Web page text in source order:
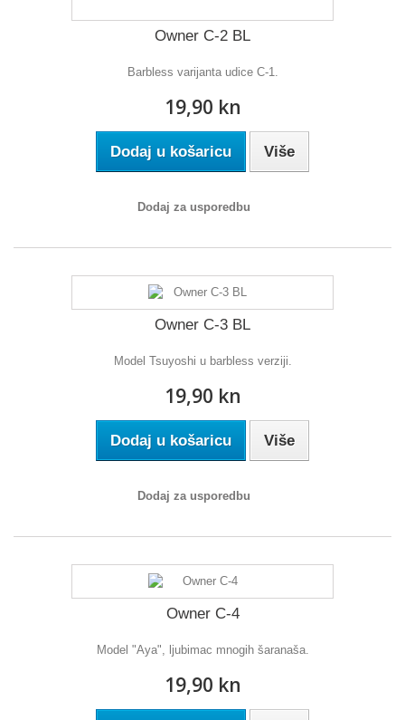
Owner C-2 BL
Barbless varijanta udice C-1.
19,90 kn
Dodaj u košaricu Više
Dodaj za usporedbu
Owner C-3 BL
Model Tsuyoshi u barbless verziji.
19,90 kn
Dodaj u košaricu Više
Dodaj za usporedbu
Owner C-4
Model "Aya", ljubimac mnogih šaranaša.
19,90 kn